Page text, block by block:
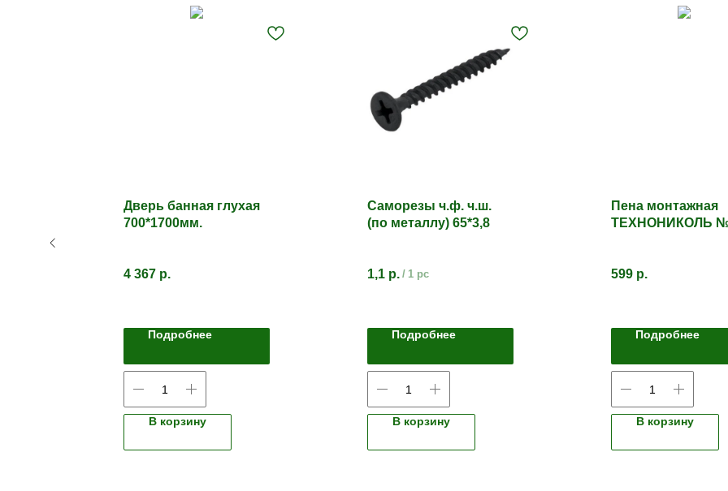
Дверь банная глухая
700*1700мм.
4 367 р.
Подробнее
В корзину
Саморезы ч.ф. ч.ш.
(по металлу) 65*3,8
1,1 р. / 1 pc
Подробнее
В корзину
Пена монтажная
ТЕХНОНИКОЛЬ
599 р.
Подробнее
В корзину